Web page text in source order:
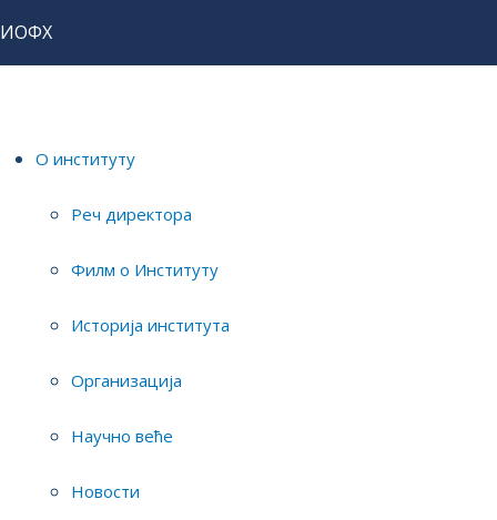
ИОФХ
О институту
Реч директора
Филм о Институту
Историја института
Организација
Научно веће
Новости
развојни институт
Институт за општу и физичку хемију бави се основним, примењеним и
развојним